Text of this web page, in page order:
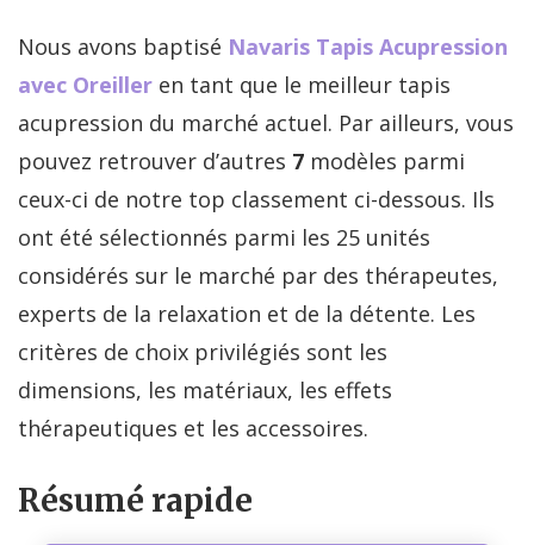
Nous avons baptisé Navaris Tapis Acupression
avec Oreiller en tant que le meilleur tapis
acupression du marché actuel. Par ailleurs, vous
pouvez retrouver d’autres 7 modèles parmi
ceux-ci de notre top classement ci-dessous. Ils
ont été sélectionnés parmi les 25 unités
considérés sur le marché par des thérapeutes,
experts de la relaxation et de la détente. Les
critères de choix privilégiés sont les
dimensions, les matériaux, les effets
thérapeutiques et les accessoires.
Résumé rapide